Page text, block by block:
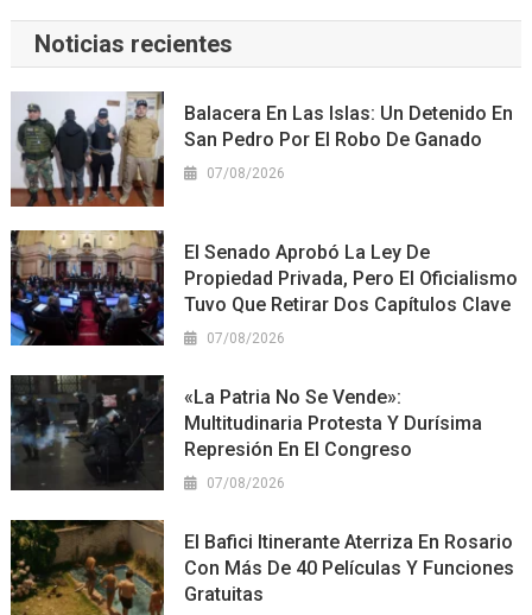
Noticias recientes
Balacera En Las Islas: Un Detenido En
San Pedro Por El Robo De Ganado
07/08/2026
El Senado Aprobó La Ley De
Propiedad Privada, Pero El Oficialismo
Tuvo Que Retirar Dos Capítulos Clave
07/08/2026
«La Patria No Se Vende»:
Multitudinaria Protesta Y Durísima
Represión En El Congreso
07/08/2026
El Bafici Itinerante Aterriza En Rosario
Con Más De 40 Películas Y Funciones
Gratuitas